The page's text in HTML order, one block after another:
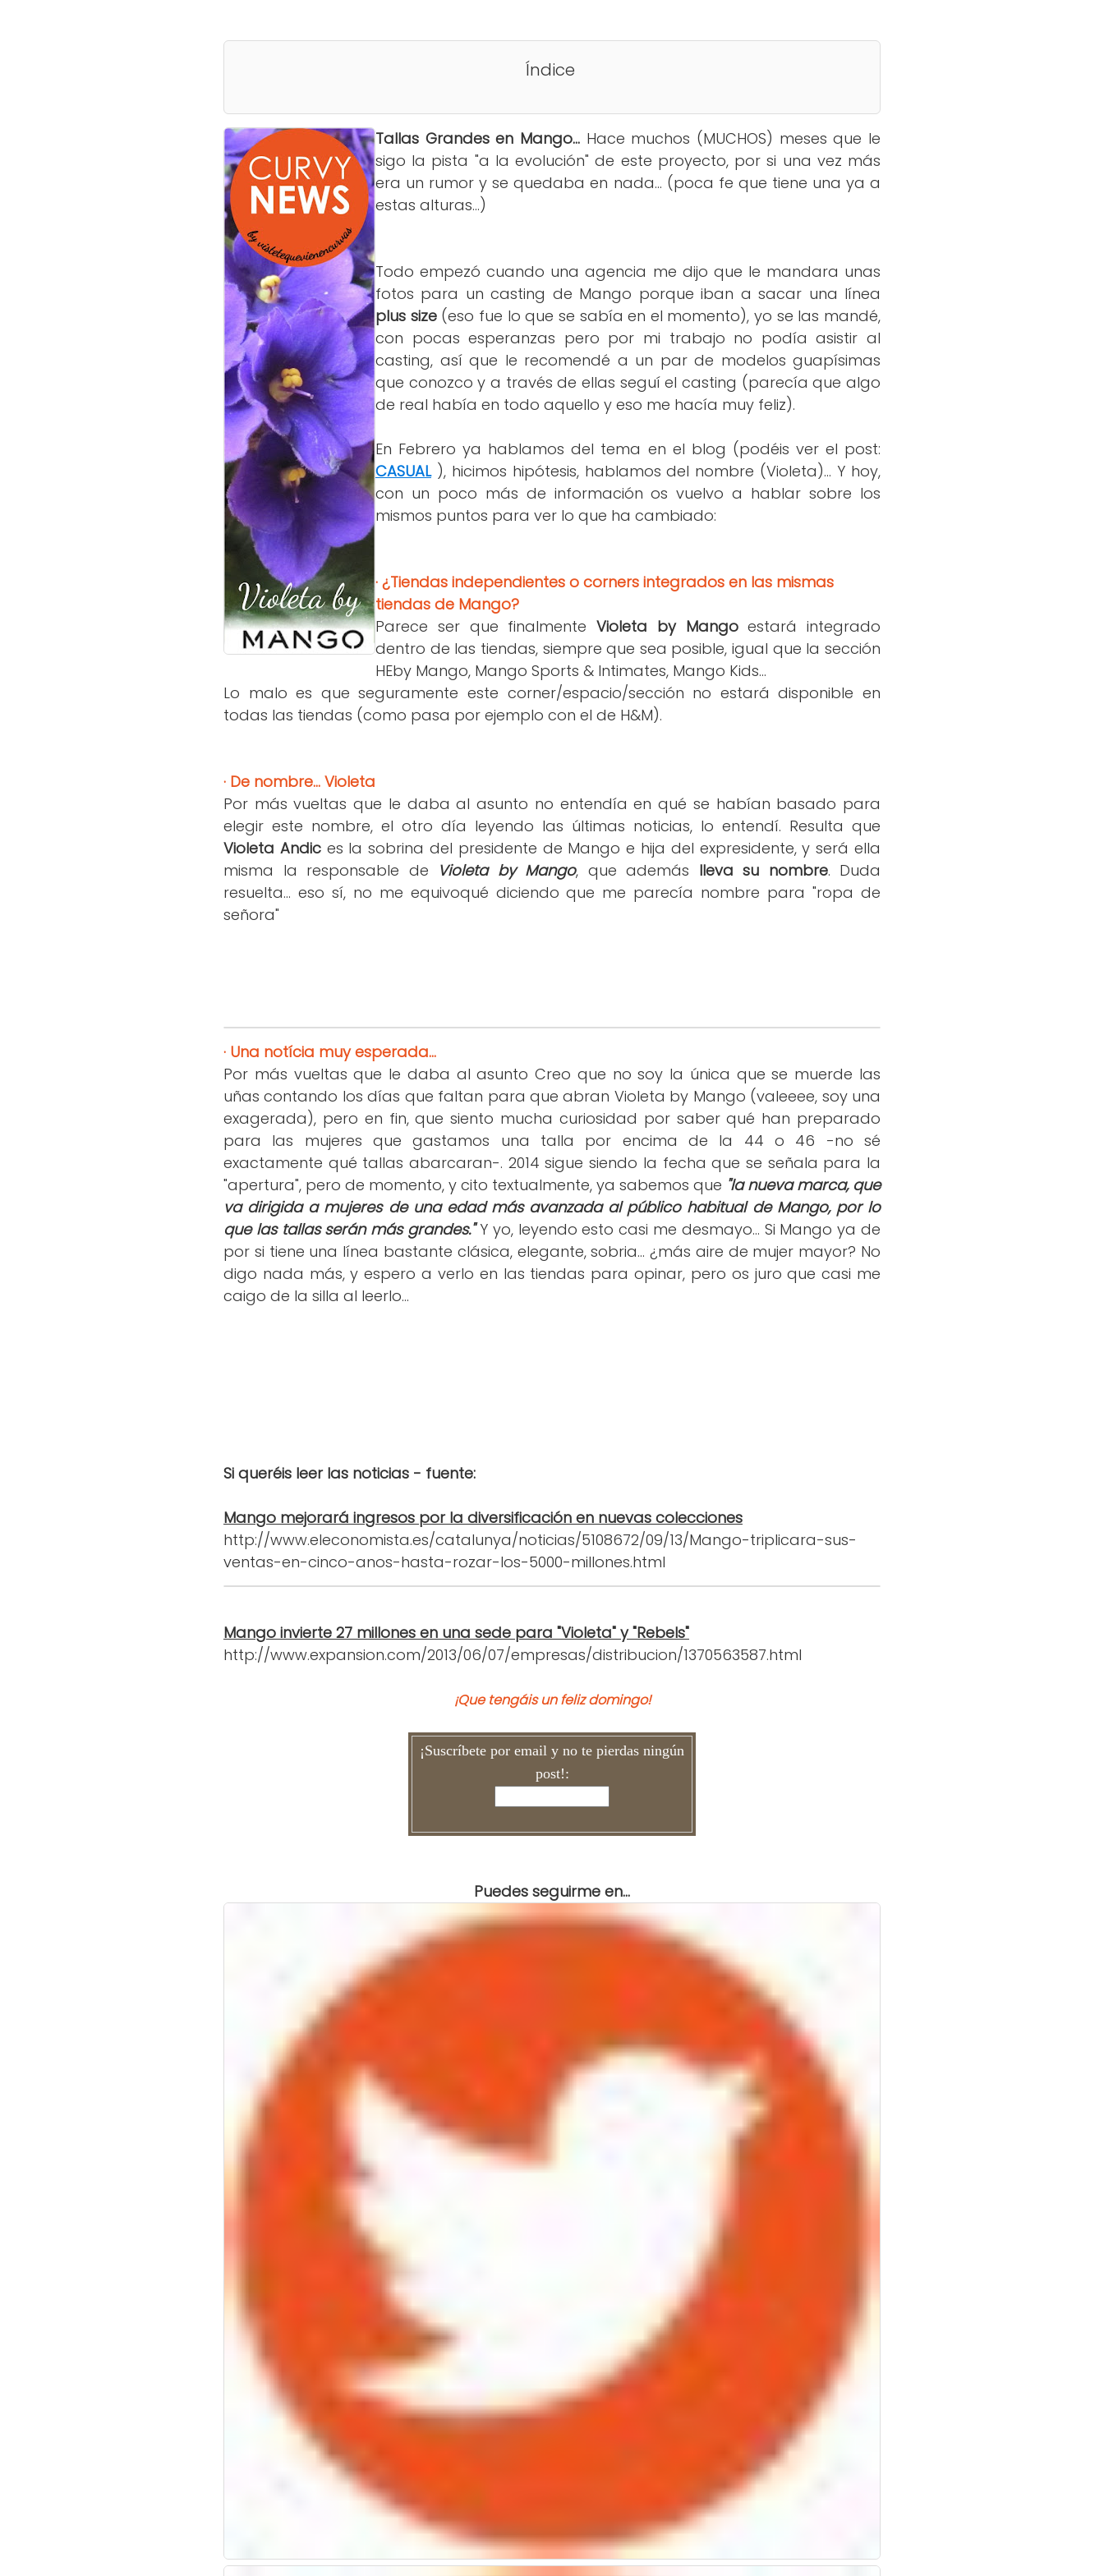
Índice
Tallas Grandes en Mango... Hace muchos (MUCHOS) meses que le
sigo la pista "a la evolución" de este proyecto, por si una vez más
era un rumor y se quedaba en nada... (poca fe que tiene una ya a
estas alturas...)
Todo empezó cuando una agencia me dijo que le mandara unas
fotos para un casting de Mango porque iban a sacar una línea
plus size(eso fue lo que se sabía en el momento), yo se las mandé,
con pocas esperanzas pero por mi trabajo no podía asistir al
casting, así que le recomendé a un par de modelos guapísimas
que conozco y a través de ellas seguí el casting (parecía que algo
de real había en todo aquello y eso me hacía muy feliz).
En Febrero ya hablamos del tema en el blog (podéis ver el post:
CASUAL), hicimos hipótesis, hablamos del nombre (Violeta)... Y hoy,
con un poco más de información os vuelvo a hablar sobre los
mismos puntos para ver lo que ha cambiado:
· ¿Tiendas independientes o corners integrados en las mismas
tiendas de Mango?
Parece ser que finalmente Violeta by Mangoestará integrado
dentro de las tiendas, siempre que sea posible, igual que la sección
HEby Mango, Mango Sports & Intimates, Mango Kids...
Lo malo es que seguramente este corner/espacio/sección no estará disponible en
todas las tiendas (como pasa por ejemplo con el de H&M).
· De nombre... Violeta
Por más vueltas que le daba al asunto no entendía en qué se habían basado para
elegir este nombre, el otro día leyendo las últimas noticias, lo entendí. Resulta que
Violeta Andices la sobrina del presidente de Mango e hija del expresidente, y será ella
misma la responsable de Violeta by Mango, que además lleva su nombre. Duda
resuelta... eso sí, no me equivoqué diciendo que me parecía nombre para "ropa de
señora"
· Una notícia muy esperada...
Por más vueltas que le daba al asunto Creo que no soy la única que se muerde las
uñas contando los días que faltan para que abran Violeta by Mango (valeeee, soy una
exagerada), pero en fin, que siento mucha curiosidad por saber qué han preparado
para las mujeres que gastamos una talla por encima de la 44 o 46 -no sé
exactamente qué tallas abarcaran-. 2014 sigue siendo la fecha que se señala para la
"apertura", pero de momento, y cito textualmente, ya sabemos que "la nueva marca, que
va dirigida a mujeres de una edad más avanzada al público habitual de Mango, por lo
que las tallas serán más grandes."Y yo, leyendo esto casi me desmayo... Si Mango ya de
por si tiene una línea bastante clásica, elegante, sobria... ¿más aire de mujer mayor? No
digo nada más, y espero a verlo en las tiendas para opinar, pero os juro que casi me
caigo de la silla al leerlo...
Si queréis leer las noticias - fuente:
Mango mejorará ingresos por la diversificación en nuevas colecciones
http://www.eleconomista.es/catalunya/noticias/5108672/09/13/Mango-triplicara-sus-
ventas-en-cinco-anos-hasta-rozar-los-5000-millones.html
Mango invierte 27 millones en una sede para "Violeta" y "Rebels"
http://www.expansion.com/2013/06/07/empresas/distribucion/1370563587.html
¡Que tengáis un feliz domingo!
¡Suscríbete por email y no te pierdas ningún
post!:
Puedes seguirme en...